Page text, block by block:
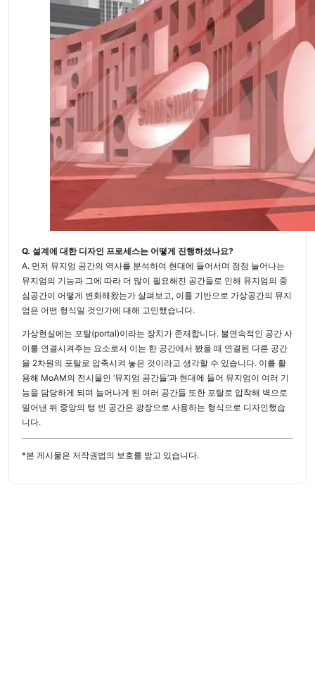
Q. 설계에 대한 디자인 프로세스는 어떻게 진행하셨나요?
A. 먼저 뮤지엄 공간의 역사를 분석하여 현대에 들어서며 점점 늘어나는
뮤지엄의 기능과 그에 따라 더 많이 필요해진 공간들로 인해 뮤지엄의 중
심공간이 어떻게 변화해왔는가 살펴보고, 이를 기반으로 가상공간의 뮤지
엄은 어떤 형식일 것인가에 대해 고민했습니다.
가상현실에는 포탈(portal)이라는 장치가 존재합니다. 불연속적인 공간 사
이를 연결시켜주는 요소로서 이는 한 공간에서 봤을 때 연결된 다른 공간
을 2차원의 포탈로 압축시켜 놓은 것이라고 생각할 수 있습니다. 이를 활
용해 MoAM의 전시물인 ‘뮤지엄 공간들‘과 현대에 들어 뮤지엄이 여러 기
능을 담당하게 되며 늘어나게 된 여러 공간들 또한 포탈로 압착해 벽으로
밀어낸 뒤 중앙의 텅 빈 공간은 광장으로 사용하는 형식으로 디자인했습
니다.
*본 게시물은 저작권법의 보호를 받고 있습니다.